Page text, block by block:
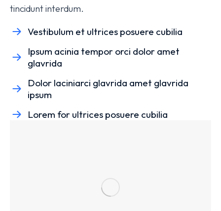
tincidunt interdum.
Vestibulum et ultrices posuere cubilia
Ipsum acinia tempor orci dolor amet
glavrida
Dolor laciniarci glavrida amet glavrida
ipsum
Lorem for ultrices posuere cubilia